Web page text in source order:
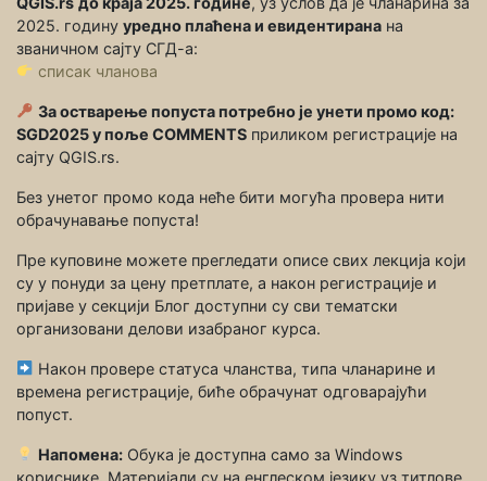
2025. годину уредно плаћена и евидентирана на
званичном сајту СГД-а:
списак чланова
За остварење попуста потребно је унети промо код:
SGD2025у поље COMMENTS приликом регистрације на
сајту QGIS.rs.
Без унетог промо кода неће бити могућа провера нити
обрачунавање попуста!
Пре куповине можете прегледати описе свих лекција који
су у понуди за цену претплате, а након регистрације и
пријаве у секцији Блог доступни су сви тематски
организовани делови изабраног курса.
Након провере статуса чланства, типа чланарине и
времена регистрације, биће обрачунат одговарајући
попуст.
Напомена: Обука је доступна само за Windows
кориснике. Материјали су на енглеском језику уз титлове